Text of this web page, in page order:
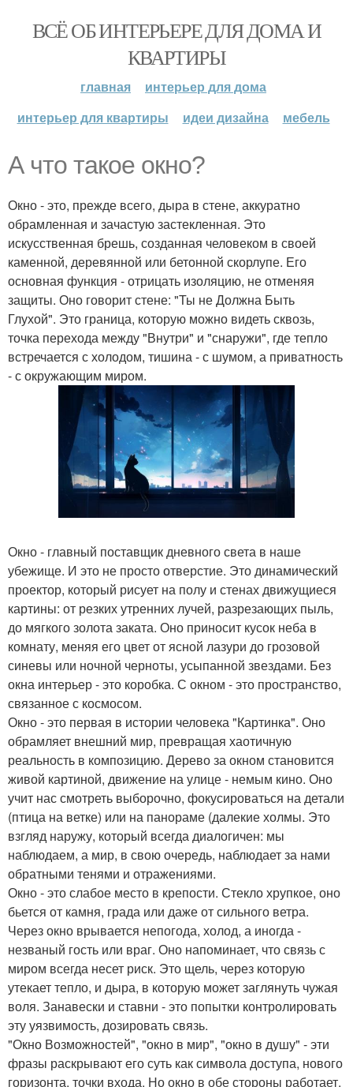
ВСЁ ОБ ИНТЕРЬЕРЕ ДЛЯ ДОМА И
КВАРТИРЫ
главная
интерьер для дома
интерьер для квартиры
идеи дизайна мебель
А что такое окно?
Окно - это, прежде всего, дыра в стене, аккуратно
обрамленная и зачастую застекленная. Это
искусственная брешь, созданная человеком в своей
каменной, деревянной или бетонной скорлупе. Его
основная функция - отрицать изоляцию, не отменяя
защиты. Оно говорит стене: "Ты не Должна Быть
Глухой". Это граница, которую можно видеть сквозь,
точка перехода между "Внутри" и "снаружи", где тепло
встречается с холодом, тишина - с шумом, а приватность
- с окружающим миром.
Окно - главный поставщик дневного света в наше
убежище. И это не просто отверстие. Это динамический
проектор, который рисует на полу и стенах движущиеся
картины: от резких утренних лучей, разрезающих пыль,
до мягкого золота заката. Оно приносит кусок неба в
комнату, меняя его цвет от ясной лазури до грозовой
синевы или ночной черноты, усыпанной звездами. Без
окна интерьер - это коробка. С окном - это пространство,
связанное с космосом.
Окно - это первая в истории человека "Картинка". Оно
обрамляет внешний мир, превращая хаотичную
реальность в композицию. Дерево за окном становится
живой картиной, движение на улице - немым кино. Оно
учит нас смотреть выборочно, фокусироваться на детали
(птица на ветке) или на панораме (далекие холмы. Это
взгляд наружу, который всегда диалогичен: мы
наблюдаем, а мир, в свою очередь, наблюдает за нами
обратными тенями и отражениями.
Окно - это слабое место в крепости. Стекло хрупкое, оно
бьется от камня, града или даже от сильного ветра.
Через окно врывается непогода, холод, а иногда -
незваный гость или враг. Оно напоминает, что связь с
миром всегда несет риск. Это щель, через которую
утекает тепло, и дыра, в которую может заглянуть чужая
воля. Занавески и ставни - это попытки контролировать
эту уязвимость, дозировать связь.
"Окно Возможностей", "окно в мир", "окно в душу" - эти
фразы раскрывают его суть как символа доступа, нового
горизонта, точки входа. Но окно в обе стороны работает.